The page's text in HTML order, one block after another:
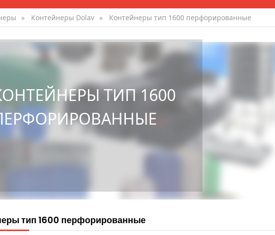
» Контейнеры Dolav » Контейнеры тип 1600 перфорированные
ТИП 1600
тип 1600 перфорированные